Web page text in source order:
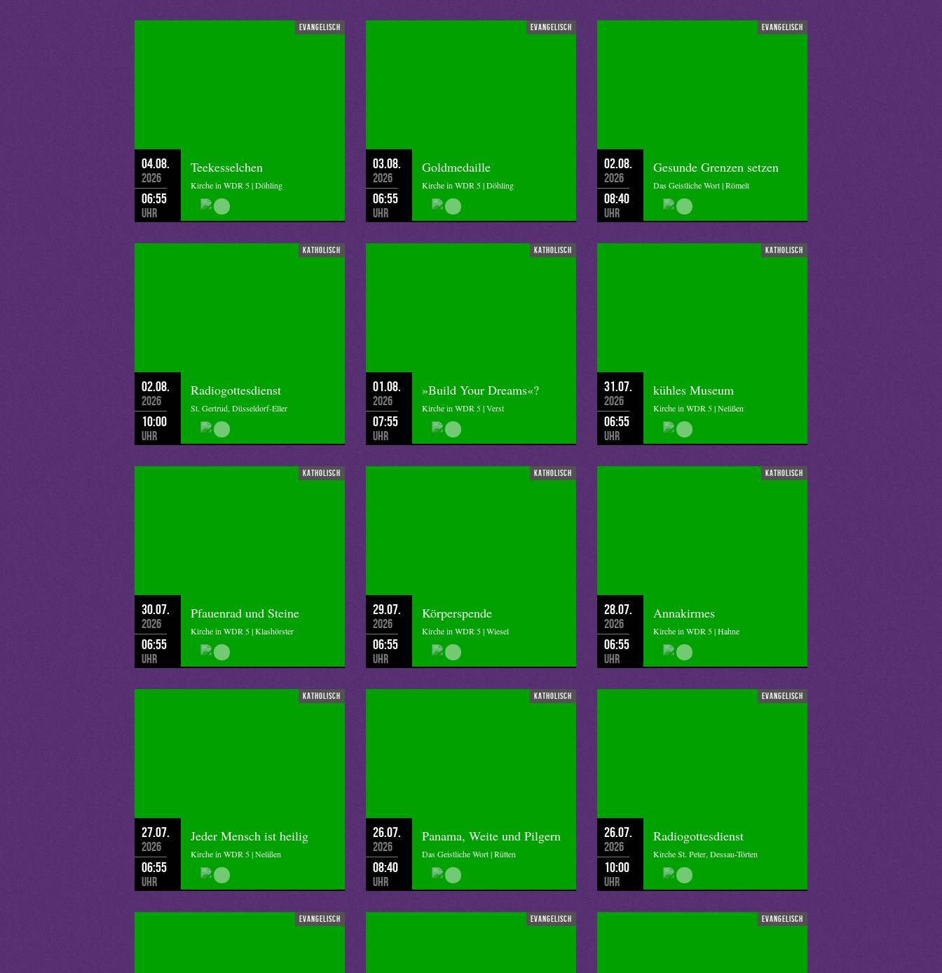
Werke in ihrem Sinne tut. Denn durch diese wirkt Annis Oma über ihr Leben hinaus weiter.
evangelisch
04.08.
2026
06:55
Uhr
Teekesselchen
Kirche in WDR 5 | Döhling
evangelisch
03.08.
2026
06:55
Uhr
Goldmedaille
Kirche in WDR 5 | Döhling
evangelisch
02.08.
2026
08:40
Uhr
Gesunde Grenzen setzen
Das Geistliche Wort | Römelt
katholisch
02.08.
2026
10:00
Uhr
Radiogottesdienst
St. Gertrud, Düsseldorf-Eller
katholisch
01.08.
2026
07:55
Uhr
»Build Your Dreams«?
Kirche in WDR 5 | Verst
katholisch
31.07.
2026
06:55
Uhr
kühles Museum
Kirche in WDR 5 | Nelißen
katholisch
30.07.
2026
06:55
Uhr
Pfauenrad und Steine
Kirche in WDR 5 | Klashörster
katholisch
29.07.
2026
06:55
Uhr
Körperspende
Kirche in WDR 5 | Wiesel
katholisch
28.07.
2026
06:55
Uhr
Annakirmes
Kirche in WDR 5 | Hahne
katholisch
27.07.
2026
06:55
Uhr
Jeder Mensch ist heilig
Kirche in WDR 5 | Nelißen
katholisch
26.07.
2026
08:40
Uhr
Panama, Weite und Pilgern
Das Geistliche Wort | Rütten
evangelisch
26.07.
2026
10:00
Uhr
Radiogottesdienst
Kirche St. Peter, Dessau-Törten
evangelisch evangelisch evangelisch